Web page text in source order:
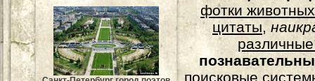
фотки животных
цитаты,
поисковые